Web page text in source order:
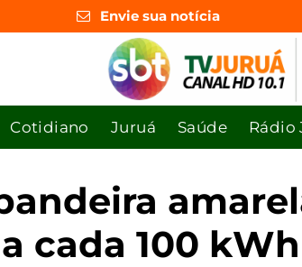
Envie sua notícia
Cotidiano Juruá Saúde Rádio
cada 100 kWh